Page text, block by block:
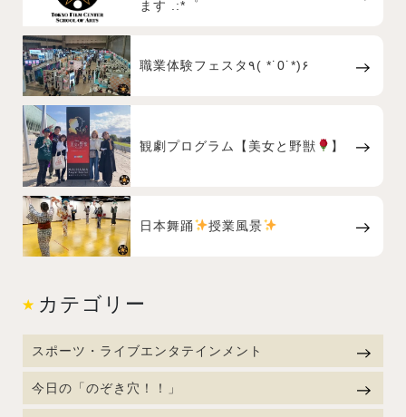
ます .:*゜
職業体験フェスタ٩( *˙0˙*)۶
観劇プログラム【美女と野獣 】
日本舞踊 授業風景
カテゴリー
スポーツ・ライブエンタテインメント
今日の「のぞき穴！！」